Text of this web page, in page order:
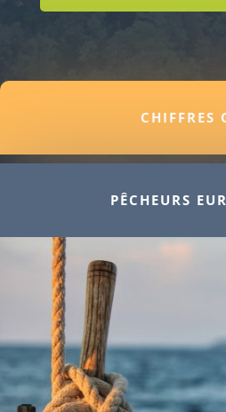
CHIFFRES
PÊCHEURS